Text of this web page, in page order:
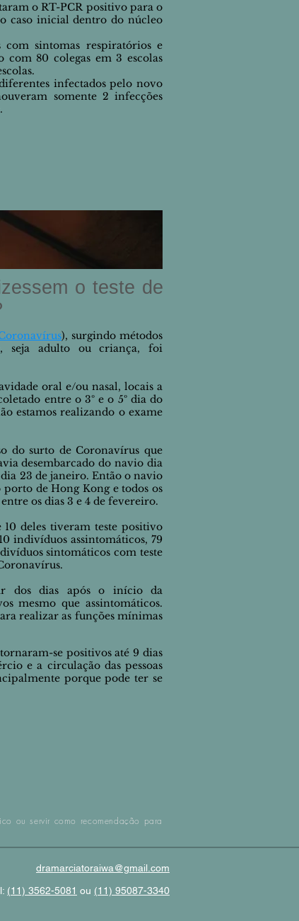
o RT-PCR positivo para o
o caso inicial dentro do núcleo
sintomas respiratórios e
80 colegas em 3 escolas
infectados pelo novo
somente 2 infecções
o teste de
), surgindo métodos
seja adulto ou criança, foi
oral e/ou nasal, locais a
entre o 3º e o 5º dia do
estamos realizando o exame
do surto de Coronavírus que
desembarcado do navio dia
dia 23 de janeiro. Então o navio
de Hong Kong e todos os
os dias 3 e 4 de fevereiro.
10 delestiveram teste positivo
indivíduos assintomáticos, 79
sintomáticos com teste
dos dias após o início da
mesmo que assintomáticos.
realizar as funções mínimas
tornaram-se positivosaté 9 dias
e a circulaçãodas pessoas
porquepode ter se
ou servir como recomendação para
dramarciatoraiwa@gmail.com
(11) 3562-5081 ou (11) 95087-3340